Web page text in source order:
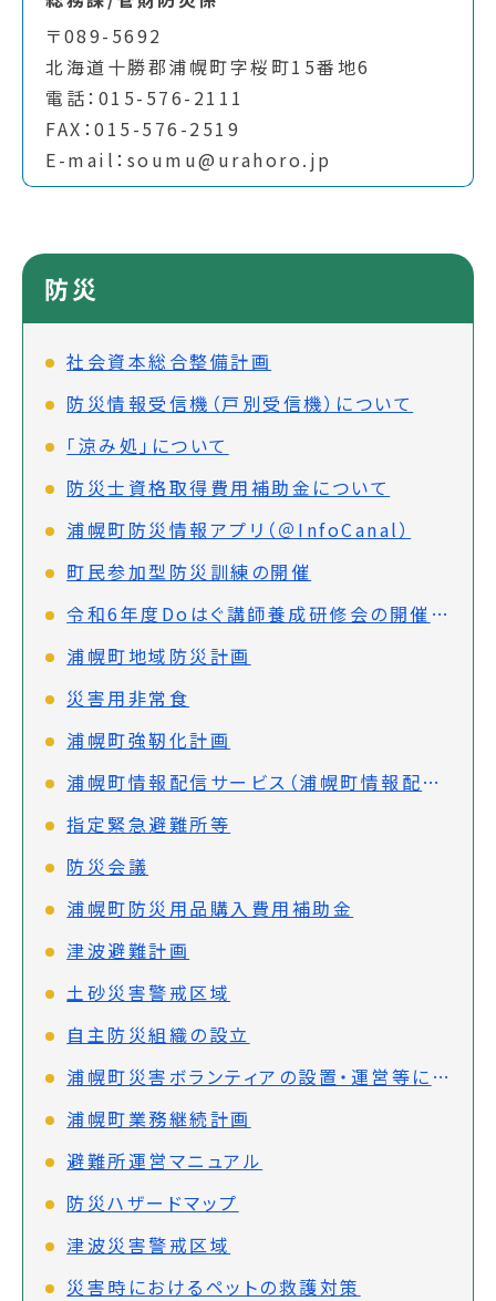
〒089-5692
北海道十勝郡浦幌町字桜町15番地6
電話：015-576-2111
FAX：015-576-2519
E-mail：soumu@urahoro.jp
防災
社会資本総合整備計画
防災情報受信機（戸別受信機）について
「涼み処」について
防災士資格取得費用補助金について
浦幌町防災情報アプリ（＠InfoCanal）
町民参加型防災訓練の開催
令和6年度Doはぐ講師養成研修会の開催について
浦幌町地域防災計画
災害用非常食
浦幌町強靭化計画
浦幌町情報配信サービス（浦幌町情報配信システム）
指定緊急避難所等
防災会議
浦幌町防災用品購入費用補助金
津波避難計画
土砂災害警戒区域
自主防災組織の設立
浦幌町災害ボランティアの設置・運営等に関する協定
浦幌町業務継続計画
避難所運営マニュアル
防災ハザードマップ
津波災害警戒区域
災害時におけるペットの救護対策